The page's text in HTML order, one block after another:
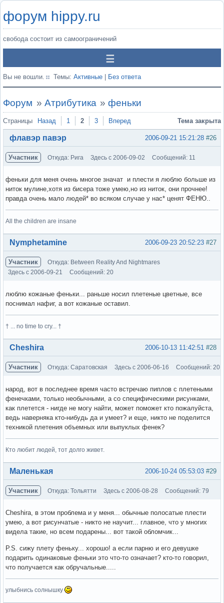
форум hippy.ru
свобода состоит из самоограничений
Вы не вошли. Темы: Активные Без ответа
Форум » Атрибутика »феньки
Страницы Назад 1 2 3 Вперед Тема закрыта
#26
2006-09-21 15:21:28
флавэр павэр
Участник Откуда: Рига Здесь с 2006-09-02 Сообщений: 11
феньки для меня очень многое значат и плести я люблю больше из
ниток мулине,хотя из бисера тоже умею,но из ниток, они прочнее!
правда очень мало людей* во всяком случае у нас* ценят ФЕНЮ..
All the children are insane
Вне форума #27
2006-09-23 20:52:23
Nymphetamine
Участник
Откуда: Between Reality And Nightmares
Здесь с 2006-09-21
Сообщений: 20
люблю кожаные феньки... раньше носил плетеные цветные, все
поснимал нафиг, а вот кожаные оставил.
† ... no time to cry... †
Вне форума #28
2006-10-13 11:42:51
Cheshira
Участник Откуда: Саратовская Здесь с 2006-06-16 Сообщений: 20
народ, вот в последнее время часто встречаю пиплов с плетеными
фенечками, только необычными, а со специфическими рисунками,
как плетется - нигде не могу найти, может поможет кто пожалуйста,
ведь наверняка кто-нибудь да и умеет? и еще, никто не поделится
техникой плетения объемных или выпуклых фенек?
Кто любит людей, тот долго живет.
Вне форума #29
2006-10-24 05:53:03
Маленькая
Участник Откуда: Тольятти Здесь с 2006-08-28 Сообщений: 79
Cheshira, в этом проблема и у меня... обычные полосатые плести
умею, а вот рисунчатые - никто не научит... главное, что у многих
видела такие, но всем подарены... вот такой обломчик...
P.S. сижу плету феньку... хорошо! а если парню и его девушке
подарить одинаковые феньки это что-то означает? кто-то говорил,
что получается как обручальные.....
улыбнись солнышку